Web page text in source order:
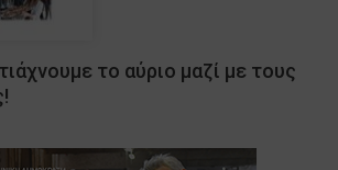
το αύριο μαζί με τους